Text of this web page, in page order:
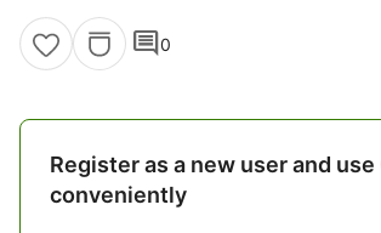
comment0
Register as a new user and
conveniently